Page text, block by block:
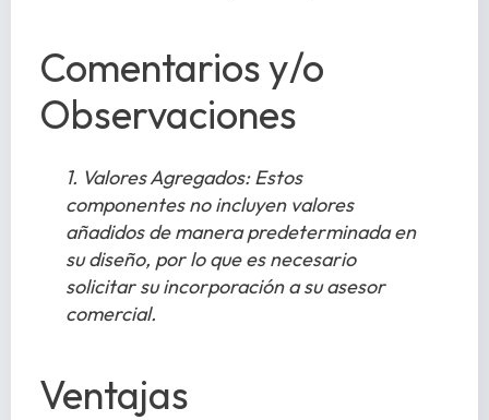
Comentarios y/o
Observaciones
1. Valores Agregados: Estos
componentes no incluyen valores
añadidos de manera predeterminada en
su diseño, por lo que es necesario
solicitar su incorporación a su asesor
comercial.
Ventajas